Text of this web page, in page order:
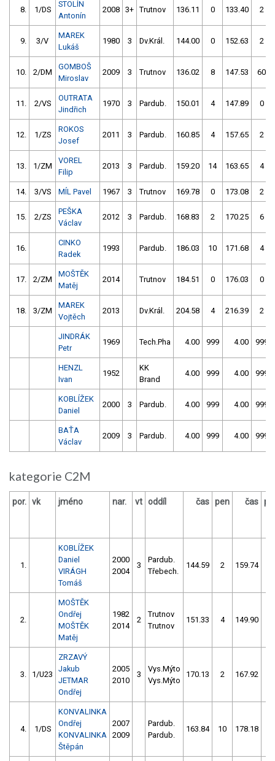
8. 1/DS
STOLÍN
Antonín
2008 3+ Trutnov 136.11 0 133.40 2
9. 3/V
MAREK
Lukáš
1980 3 Dv.Král. 144.00 0 152.63 2
10. 2/DM
GOMBOŠ
Miroslav
2009 3 Trutnov 136.02 8 147.53 60
11. 2/VS
OUTRATA
Jindřich
1970 3 Pardub. 150.01 4 147.89 0
12. 1/ZS
ROKOS
Josef
2011 3 Pardub. 160.85 4 157.65 2
13. 1/ZM
VOREL
Filip
2013 3 Pardub. 159.20 14 163.65 4
14. 3/VS MÍL Pavel 1967 3 Trutnov 169.78 0 173.08 2
15. 2/ZS
PEŠKA
Václav
2012 3 Pardub. 168.83 2 170.25 6
16.
CINKO
Radek
1993 Pardub. 186.03 10 171.68 4
17. 2/ZM
MOŠTĚK
Matěj
2014 Trutnov 184.51 0 176.03 0
18. 3/ZM
MAREK
Vojtěch
2013 Dv.Král. 204.58 4 216.39 2
JINDRÁK
Petr
1969 Tech.Pha 4.00 999 4.00 999
HENZL
Ivan
1952
KK
Brand
4.00 999 4.00 999
KOBLÍŽEK
Daniel
2000 3 Pardub. 4.00 999 4.00 999
BAŤA
Václav
2009 3 Pardub. 4.00 999 4.00 999
kategorie C2M
por. vk jméno nar. vt oddíl čas pen čas
1.
KOBLÍŽEK
Daniel
VIRÁGH
Tomáš
2000
2004
3
Pardub.
Třebech.
144.59 2 159.74
2.
MOŠTĚK
Ondřej
MOŠTĚK
Matěj
1982
2014
2
Trutnov
Trutnov
151.33 4 149.90
3. 1/U23
ZRZAVÝ
Jakub
JETMAR
Ondřej
2005
2010
3
Vys.Mýto
Vys.Mýto
170.13 2 167.92
4. 1/DS
KONVALINKA
Ondřej
KONVALINKA
Štěpán
2007
2009
Pardub.
Pardub.
163.84 10 178.18